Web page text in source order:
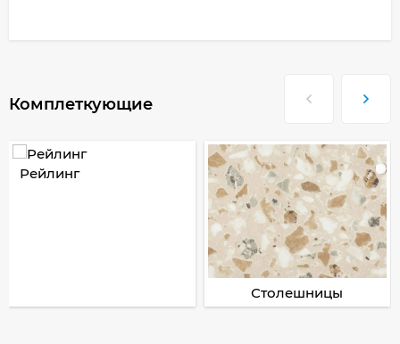
Комплеткующие
Рейлинг
Столешницы